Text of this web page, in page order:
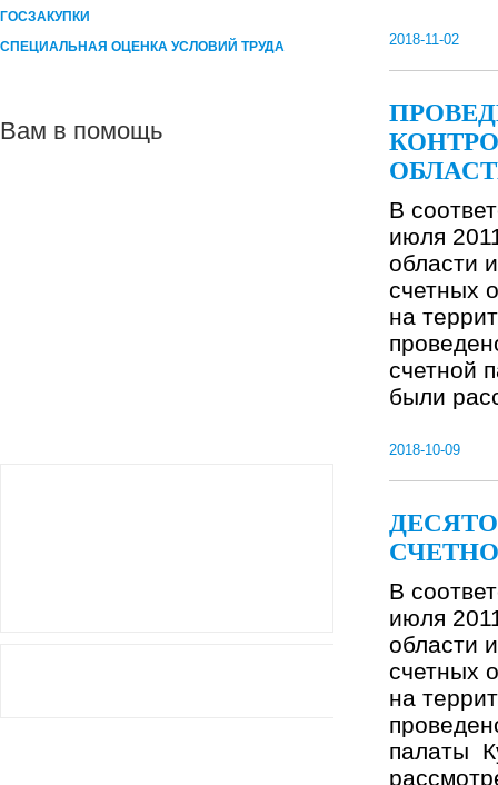
ГОСЗАКУПКИ
СПЕЦИАЛЬНАЯ ОЦЕНКА УСЛОВИЙ ТРУДА
Вам в помощь
2018-11-02
В
июля
области
счетных
на
счетной
были
2018-10-09
В
июля
области
счетных
на
палаты